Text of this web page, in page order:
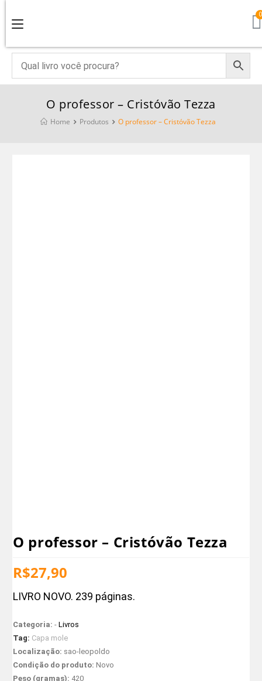
O professor – Cristóvão Tezza
Home Produtos O professor – Cristóvão Tezza
O professor – Cristóvão Tezza
R$27,90
LIVRO NOVO. 239 páginas.
Categoria:-Livros
Tag: Capa mole
Localização: sao-leopoldo
Condição do produto: Novo
Peso (gramas): 420